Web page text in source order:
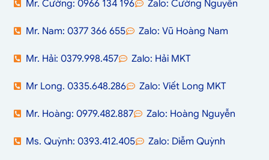
Mr. Cường: 0966 134 196 Zalo: Cường Nguyễn
Mr. Nam: 0377 366 655 Zalo: Vũ Hoàng Nam
Mr. Hải: 0379.998.457 Zalo: Hải MKT
Mr Long. 0335.648.286 Zalo: Viết Long MKT
Mr. Hoàng: 0979.482.887 Zalo: Hoàng Nguyễn
Ms. Quỳnh: 0393.412.405 Zalo: Diễm Quỳnh